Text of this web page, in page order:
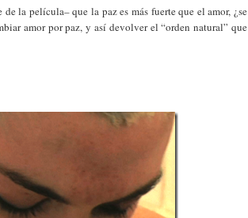
la película– que la paz es más fuerte que el amor, ¿se
amor por paz, y así devolver el “orden natural” que